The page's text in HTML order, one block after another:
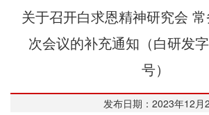
关于召开白求恩精神研究会
次会议的补充通知（白研发
号）
发布日期：2023年12月